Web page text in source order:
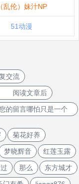
（乱伦）妹汁NP
51动漫
交流
阅读文章后
留言哪怕只是一个
菊花好养
梦晓辉音 红莲玉露
那么 东方城才